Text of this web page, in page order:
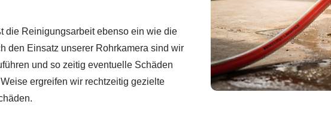
die Reinigungsarbeit ebenso ein wie die
den Einsatz unserer Rohrkamera sind wir
und so zeitig eventuelle Schäden
ergreifen wir rechtzeitig gezielte